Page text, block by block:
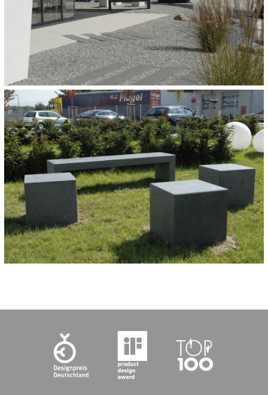
60 x 30 x 4,2 cm
CONCEO
Objektfarbe CD 0101
180 x 30 x 12 cm
Sichtbeton Scala Sitzwürfel
CATEGORIE: